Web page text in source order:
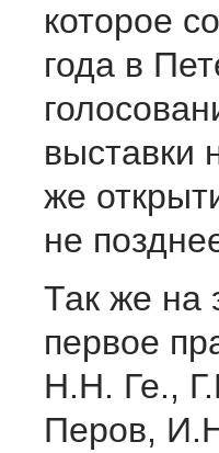
которое
года в
выставки
же
не
Так же на
первое
Н.Н. Ге.,
Перов,